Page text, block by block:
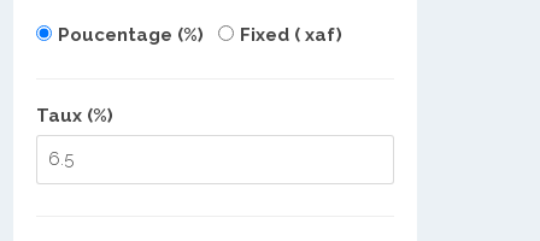
Poucentage (%) Fixed ( xaf)
Taux (%)